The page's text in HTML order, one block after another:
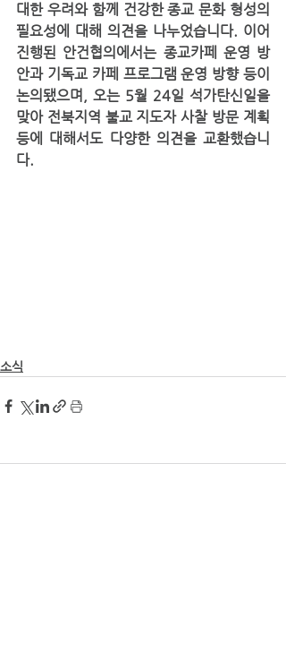
대한 우려와 함께 건강한 종교 문화 형성의
필요성에 대해 의견을 나누었습니다. 이어
진행된 안건협의에서는 종교카페 운영 방
안과 기독교 카페 프로그램 운영 방향 등이
논의됐으며, 오는 5월 24일 석가탄신일을
맞아 전북지역 불교 지도자 사찰 방문 계획
등에 대해서도 다양한 의견을 교환했습니
다.
소식